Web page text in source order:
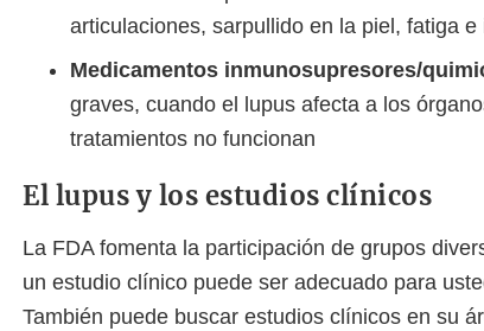
articulaciones, sarpullido en la piel, fatiga
Medicamentos inmunosupresores/
graves, cuando el lupus afecta a los
tratamientos no funcionan
El lupus y los estudios clínicos
La FDA fomenta la participación de grupos
un estudio clínico puede ser adecuado para
También puede buscar estudios clínicos en su